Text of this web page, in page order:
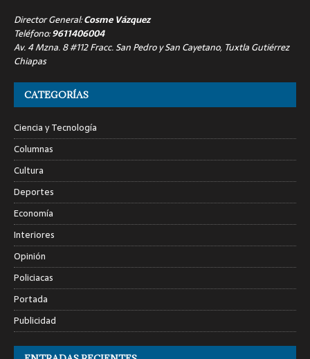
Director General:Cosme Vázquez
Teléfono:9611406004
Av. 4 Mzna. 8 #112 Fracc. San Pedro y San Cayetano, Tuxtla Gutiérrez
Chiapas
CATEGORÍAS
Ciencia y Tecnología
Columnas
Cultura
Deportes
Economía
Interiores
Opinión
Policiacas
Portada
Publicidad